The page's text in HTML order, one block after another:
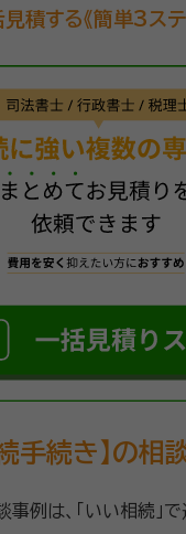
積する《簡単3ステ
続手続き】の相
例は、「いい相続」